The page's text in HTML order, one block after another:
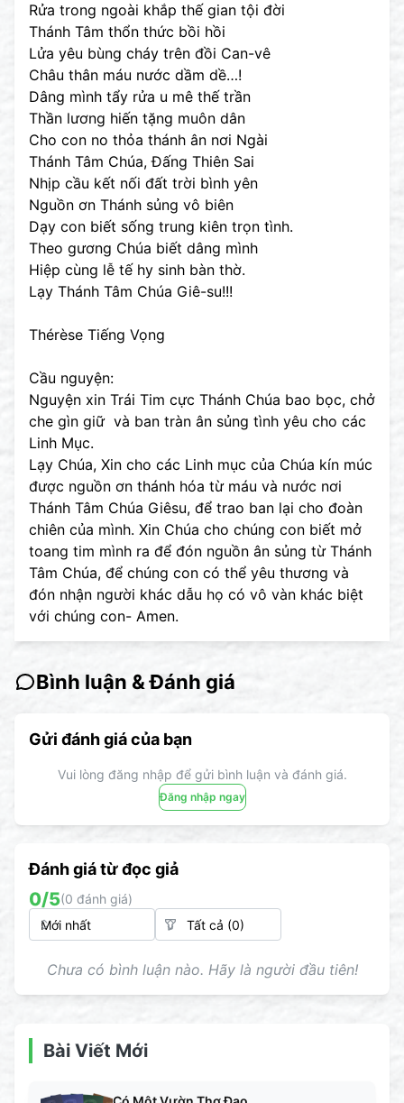
Rửa trong ngoài khắp thế gian tội đời
Thánh Tâm thổn thức bồi hồi
Lửa yêu bùng cháy trên đồi Can-vê
Châu thân máu nước dầm dề…!
Dâng mình tẩy rửa u mê thế trần
Thần lương hiến tặng muôn dân
Cho con no thỏa thánh ân nơi Ngài
Thánh Tâm Chúa, Đấng Thiên Sai
Nhịp cầu kết nối đất trời bình yên
Nguồn ơn Thánh sủng vô biên
Dạy con biết sống trung kiên trọn tình.
Theo gương Chúa biết dâng mình
Hiệp cùng lễ tế hy sinh bàn thờ.
Lạy Thánh Tâm Chúa Giê-su!!!
Thérèse Tiếng Vọng
Cầu nguyện:
Nguyện xin Trái Tim cực Thánh Chúa bao bọc, chở
che gìn giữ và ban tràn ân sủng tình yêu cho các
Linh Mục.
Lạy Chúa, Xin cho các Linh mục của Chúa kín múc
được nguồn ơn thánh hóa từ máu và nước nơi
Thánh Tâm Chúa Giêsu, để trao ban lại cho đoàn
chiên của mình. Xin Chúa cho chúng con biết mở
toang tim mình ra để đón nguồn ân sủng từ Thánh
Tâm Chúa, để chúng con có thể yêu thương và
đón nhận người khác dẫu họ có vô vàn khác biệt
với chúng con- Amen.
Bình luận & Đánh giá
Gửi đánh giá của bạn
Vui lòng đăng nhập để gửi bình luận và đánh giá.
Đăng nhập ngay
Đánh giá từ đọc giả
0/5(0 đánh giá)
Chưa có bình luận nào. Hãy là người đầu tiên!
Bài Viết Mới